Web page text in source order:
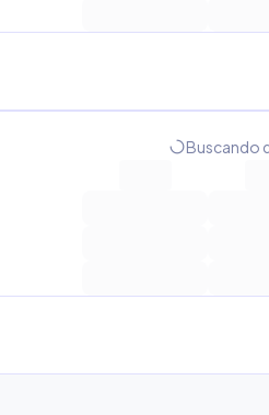
progress_activityBuscando